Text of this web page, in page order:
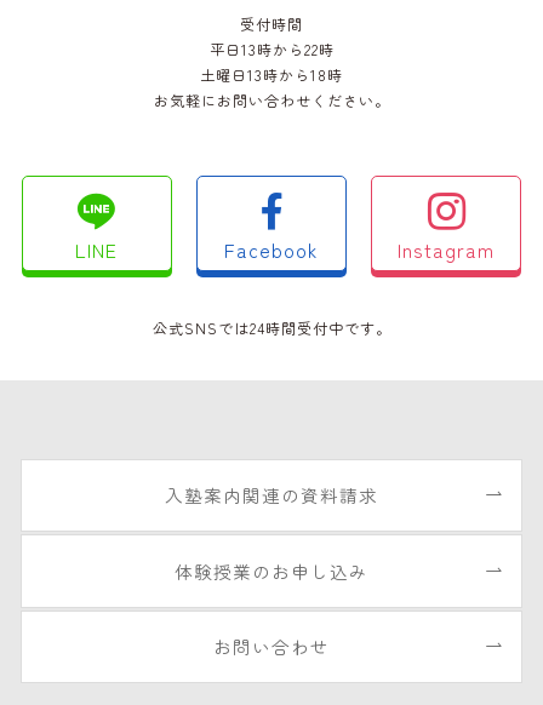
受付時間
平日13時から22時
土曜日13時から18時
お気軽にお問い合わせください。
LINE Facebook Instagram
公式SNSでは24時間受付中です。
入塾案内関連の資料請求
体験授業のお申し込み
お問い合わせ